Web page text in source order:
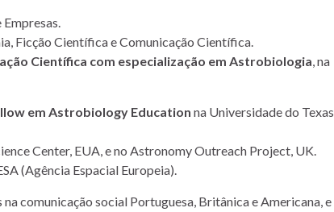
Ficção Científica e Comunicação Científica.
Científica com especialização em Astrobiologia, na
em Astrobiology Education na Universidade do Texas
Center, EUA, e no Astronomy Outreach Project, UK.
(Agência Espacial Europeia).
comunicação social Portuguesa, Britânica e Americana, e